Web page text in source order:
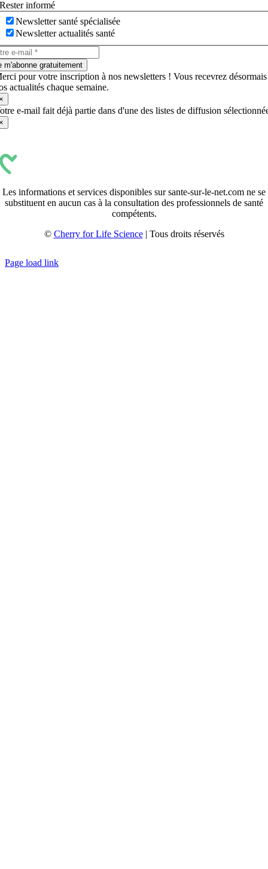
Rester informé
Newsletter santé spécialisée
Newsletter actualités santé
m'abonne gratuitement
pour votre inscription à nos newsletters ! Vous recevrez désormais
actualités chaque semaine.
e-mail fait déjà partie dans d'une des listes de diffusion
Les informations et services disponibles sur sante-sur-le-net.com ne se
substituent en aucun cas à la consultation des professionnels de santé
compétents.
© Cherry for Life Science| Tous droits réservés
Page load link